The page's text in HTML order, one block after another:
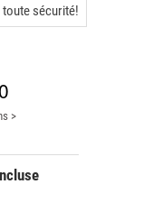
sécurité!
>